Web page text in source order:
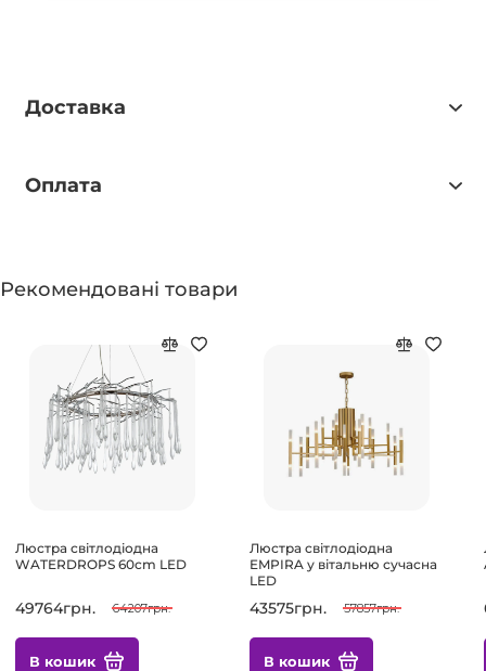
Доставка
Оплата
Рекомендовані товари
Люстра світлодіодна
WATERDROPS 60cm LED
49764грн. 64207грн.
В кошик
Люстра світлодіодна
EMPIRA у вітальню сучасна
LED
43575грн. 57857грн.
В кошик